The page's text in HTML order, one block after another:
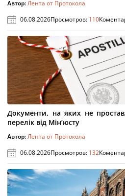
Автор:Лента от Протокола
06.08.2026Просмотров: 110
Документи, на яких не
перелік від Мін’юсту
Автор:Лента от Протокола
06.08.2026Просмотров: 132